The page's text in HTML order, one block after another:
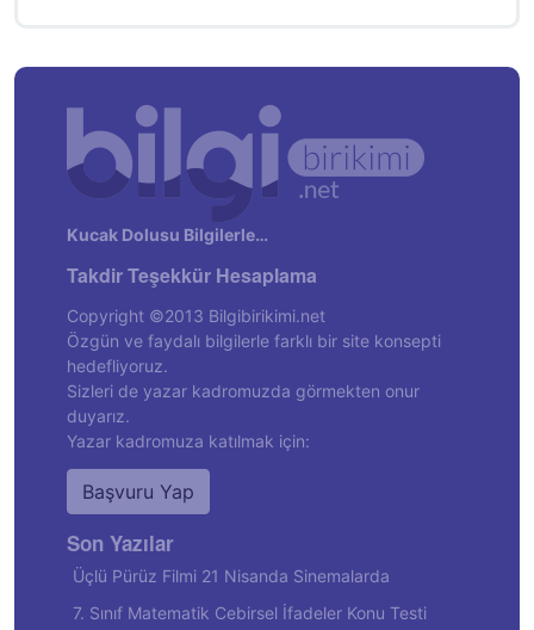
Kucak Dolusu Bilgilerle…
Takdir Teşekkür Hesaplama
Copyright ©2013 Bilgibirikimi.net
Özgün ve faydalı bilgilerle farklı bir site konsepti
hedefliyoruz.
Sizleri de yazar kadromuzda görmekten onur
duyarız.
Yazar kadromuza katılmak için:
Başvuru Yap
Son Yazılar
Üçlü Pürüz Filmi 21 Nisanda Sinemalarda
7. Sınıf Matematik Cebirsel İfadeler Konu Testi